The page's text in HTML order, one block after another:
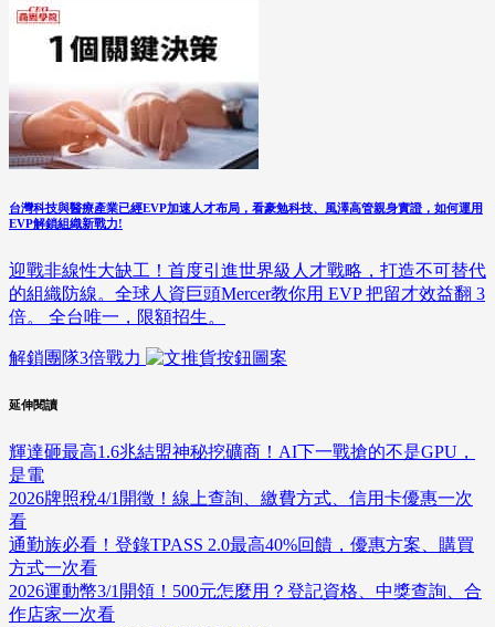
台灣科技與醫療產業已經EVP加速人才布局，看豪勉科技、風澤高管親身實證，如何運用
EVP解鎖組織新戰力!
迎戰非線性大缺工！首度引進世界級人才戰略，打造不可替代
的組織防線。全球人資巨頭Mercer教你用 EVP 把留才效益翻 3
倍。 全台唯一，限額招生。
解鎖團隊3倍戰力
延伸閱讀
輝達砸最高1.6兆結盟神秘挖礦商！AI下一戰搶的不是GPU，
是電
2026牌照稅4/1開徵！線上查詢、繳費方式、信用卡優惠一次
看
通勤族必看！登錄TPASS 2.0最高40%回饋，優惠方案、購買
方式一次看
2026運動幣3/1開領！500元怎麼用？登記資格、中獎查詢、合
作店家一次看